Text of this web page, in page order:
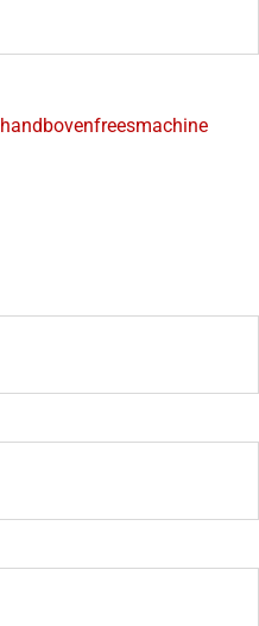
handbovenfreesmachine